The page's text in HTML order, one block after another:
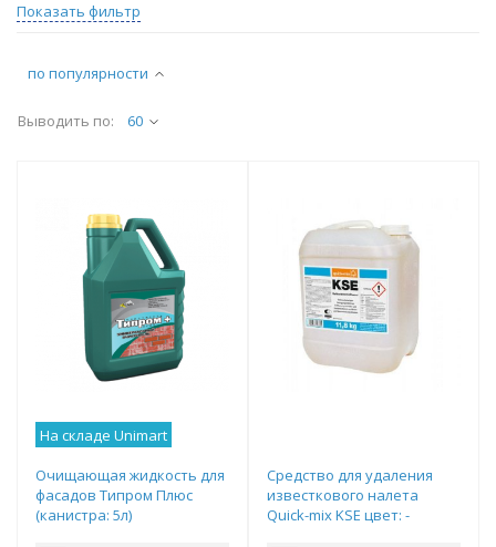
по популярности
Выводить по: 60
На складе Unimart
Очищающая жидкость для
фасадов Типром Плюс
(канистра: 5л)
Средство для удаления
известкового налета
Quick-mix KSE цвет: -
Показать фильтр